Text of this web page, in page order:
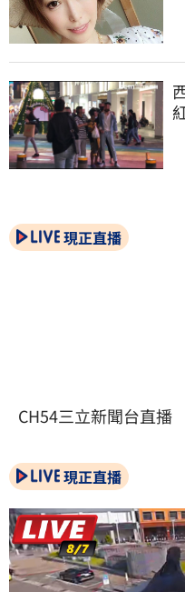
現正直播
CH54三立新聞台直播
現正直播